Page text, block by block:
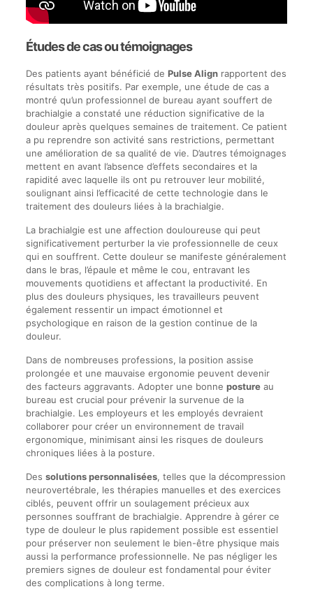
Études de cas ou témoignages
Des patients ayant bénéficié de Pulse Alignrapportent des
résultats très positifs. Par exemple, une étude de cas a
montré qu’un professionnel de bureau ayant souffert de
brachialgie a constaté une réduction significative de la
douleur après quelques semaines de traitement. Ce patient
a pu reprendre son activité sans restrictions, permettant
une amélioration de sa qualité de vie. D’autres témoignages
mettent en avant l’absence d’effets secondaires et la
rapidité avec laquelle ils ont pu retrouver leur mobilité,
soulignant ainsi l’efficacité de cette technologie dans le
traitement des douleurs liées à la brachialgie.
La brachialgie est une affection douloureuse qui peut
significativement perturber la vie professionnelle de ceux
qui en souffrent. Cette douleur se manifeste généralement
dans le bras, l’épaule et même le cou, entravant les
mouvements quotidiens et affectant la productivité. En
plus des douleurs physiques, les travailleurs peuvent
également ressentir un impact émotionnel et
psychologique en raison de la gestion continue de la
douleur.
Dans de nombreuses professions, la position assise
prolongée et une mauvaise ergonomie peuvent devenir
des facteurs aggravants. Adopter une bonne postureau
bureau est crucial pour prévenir la survenue de la
brachialgie. Les employeurs et les employés devraient
collaborer pour créer un environnement de travail
ergonomique, minimisant ainsi les risques de douleurs
chroniques liées à la posture.
Des solutions personnalisées, telles que la décompression
neurovertébrale, les thérapies manuelles et des exercices
ciblés, peuvent offrir un soulagement précieux aux
personnes souffrant de brachialgie. Apprendre à gérer ce
type de douleur le plus rapidement possible est essentiel
pour préserver non seulement le bien-être physique mais
aussi la performance professionnelle. Ne pas négliger les
premiers signes de douleur est fondamental pour éviter
des complications à long terme.